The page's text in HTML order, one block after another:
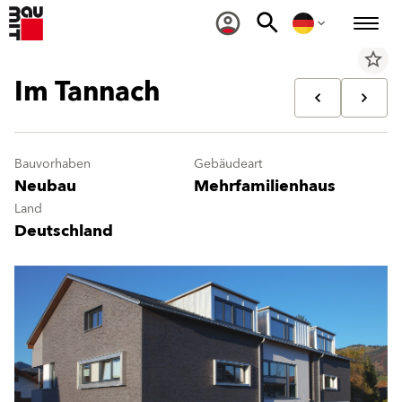
star_border
Im Tannach
Bauvorhaben
Neubau
Gebäudeart
Mehrfamilienhaus
Land
Deutschland